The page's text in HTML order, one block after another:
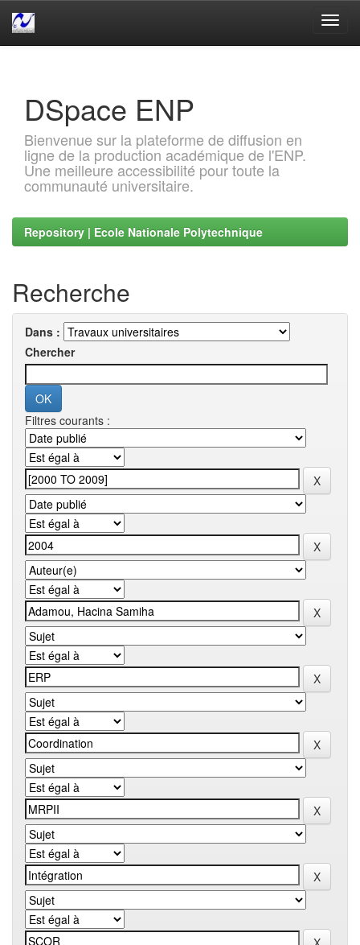
DSpace ENP
Bienvenue sur la plateforme de diffusion en
ligne de la production académique de l'ENP.
Une meilleure accessibilité pour toute la
communauté universitaire.
Repository | Ecole Nationale Polytechnique
Recherche
Dans :
Chercher
Filtres courants :